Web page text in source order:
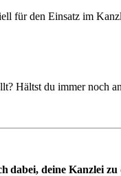
für den Einsatz im
Hältst du immer noch
dabei, deine Kanzlei